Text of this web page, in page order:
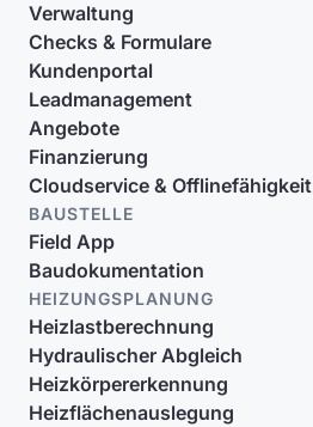
Verwaltung
Checks & Formulare
Kundenportal
Leadmanagement
Angebote
Finanzierung
Cloudservice & Offlinefähigkeit
BAUSTELLE
Field App
Baudokumentation
HEIZUNGSPLANUNG
Heizlastberechnung
Hydraulischer Abgleich
Heizkörpererkennung
Heizflächenauslegung